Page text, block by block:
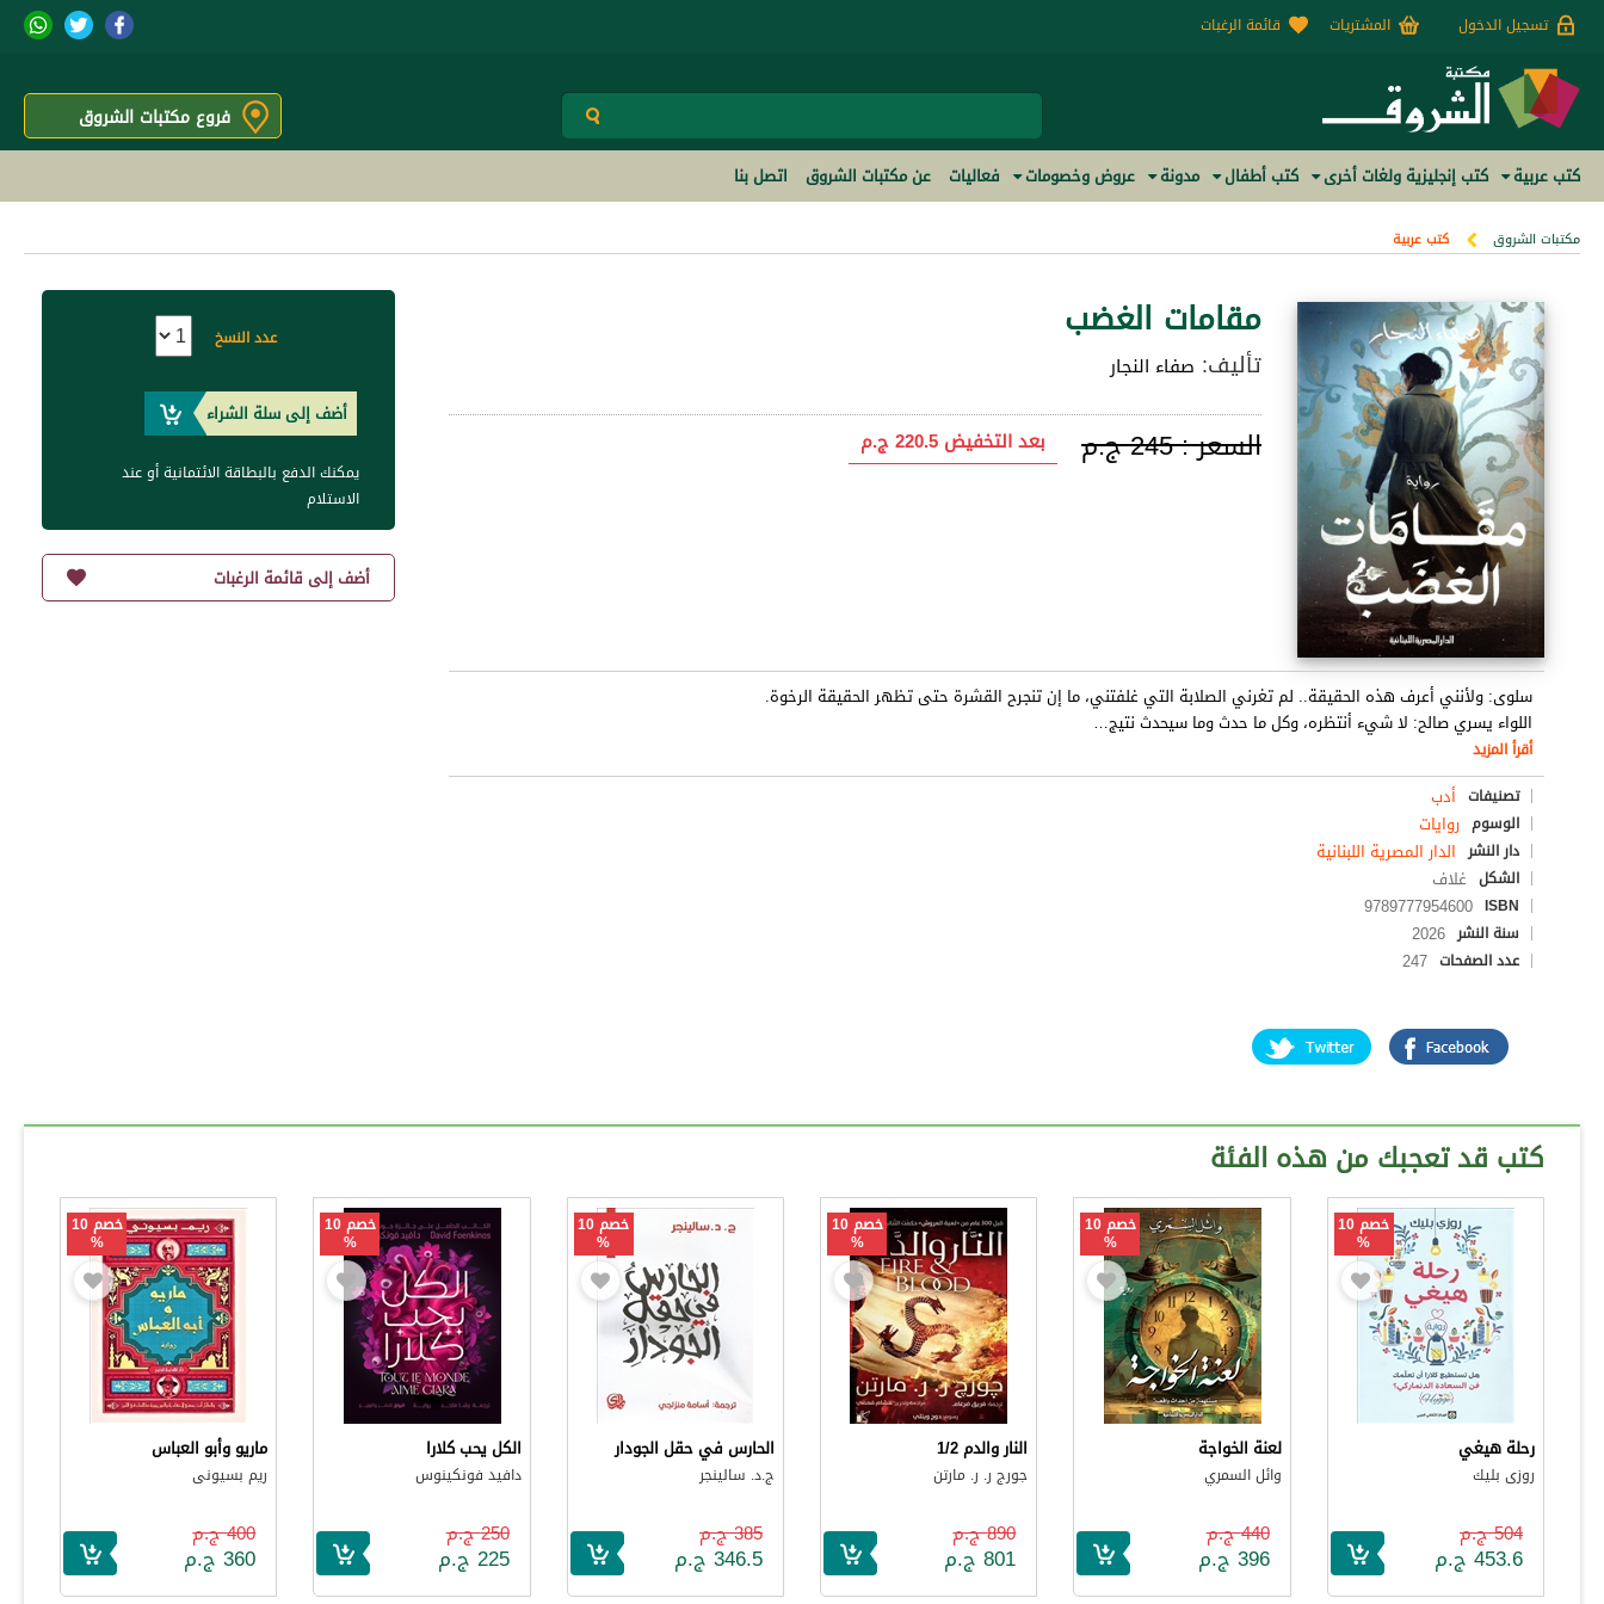
تسجيل الدخول المشتريات قائمة الرغبات
فروع مكتبات الشروق
كتب عربية كتب إنجليزية ولغات أخرى كتب أطفال مدونة عروض وخصومات فعاليات عن مكتبات الشروق اتصل بنا
مكتبات الشروق كتب عربية
مقامات الغضب
تأليف: صفاء النجار
السعر :245 ج.م بعد التخفيض 220.5 ج.م
سلوى: ولأنني أعرف هذه الحقيقة.. لم تغرني الصلابة التي غلفتني، ما إن تنجرح القشرة حتى تظهر الحقيقة الرخوة.
اللواء يسري صالح: لا شيء أنتظره، وكل ما حدث وما سيحدث نتيج…
أقرأ المزيد
تصنيفات أدب
الوسوم روايات
دار النشر الدار المصرية اللبنانية
الشكل غلاف
ISBN
9789777954600
سنة النشر 2026
عدد الصفحات 247
عدد النسخ
أضف إلى سلة الشراء
يمكنك الدفع بالبطاقة الائتمانية أو عند
الاستلام
أضف إلى قائمة الرغبات
كتب قد تعجبك من هذه الفئة
خصم 10
%
رحلة هيغي
روزى بليك
504 ج.م
453.6 ج.م
خصم 10
%
لعنة الخواجة
وائل السمري
440 ج.م
396 ج.م
خصم 10
%
النار والدم 1/2
جورج ر. ر. مارتن
890 ج.م
801 ج.م
خصم 10
%
الحارس في حقل الجودار
ج.د. سالينجر
385 ج.م
346.5 ج.م
خصم 10
%
الكل يحب كلارا
دافيد فونكينوس
250 ج.م
225 ج.م
خصم 10
%
ماريو وأبو العباس
ريم بسيونى
400 ج.م
360 ج.م